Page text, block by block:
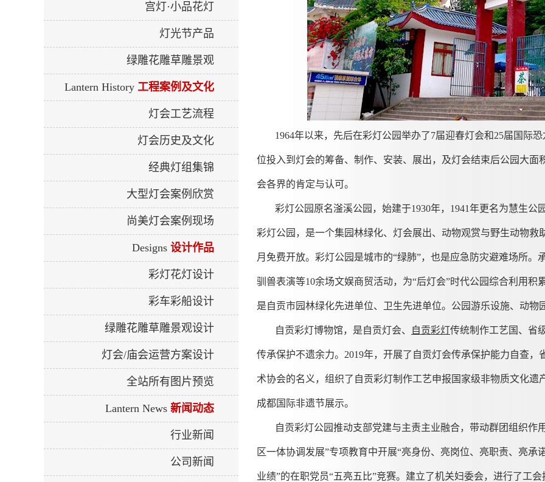
1964年以来，先后在彩灯公园举办了7届迎春灯会和25届国际
位投入到灯会的筹备、制作、安装、展出，及灯会结束后公园大
会各界的肯定与认可。
彩灯公园原名滏溪公园，始建于1930年，1941年更名为慧生公
彩灯公园，是一个集园林绿化、灯会展出、动物观赏与野生动物救
月免费开放。彩灯公园是城市的“绿肺”，也是应急防灾避难场所
驯兽表演等10余场文娱商贸活动，为“后灯会”时代公园综合利用
是自贡市园林绿化先进单位、卫生先进单位。公园游乐设施、动物
自贡彩灯博物馆，是自贡灯会、 自贡彩灯传统制作工艺国、省
传承保护不遗余力。2019年，开展了自贡灯会传承保护能力自查
术协会的名义，组织了自贡彩灯制作工艺申报国家级非物质文化
成都国际非遗节展示。
自贡彩灯公园推动支部党建与主责主业融合，带动群团组织作
区一体协调发展”专项教育中开展“亮身份、亮岗位、亮职责、亮
业绩”的在职党员“五亮五比”竞赛。建立了机关妇委会，进行了工
宫灯·小品花灯
灯光节产品
绿雕花雕草雕景观
Lantern History 工程案例及文化
灯会工艺流程
灯会历史及文化
经典灯组集锦
大型灯会案例欣赏
尚美灯会案例现场
Designs 设计作品
彩灯花灯设计
彩车彩船设计
绿雕花雕草雕景观设计
灯会/庙会运营方案设计
全站所有图片预览
Lantern News 新闻动态
行业新闻
公司新闻